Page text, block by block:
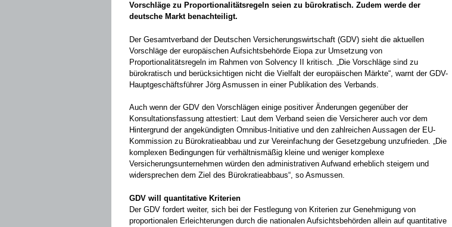
Vorschläge zu Proportionalitätsregeln seien zu bürokratisch. Zudem werde der
deutsche Markt benachteiligt.
Der Gesamtverband der Deutschen Versicherungswirtschaft (GDV) sieht die aktuellen
Vorschläge der europäischen Aufsichtsbehörde Eiopa zur Umsetzung von
Proportionalitätsregeln im Rahmen von Solvency II kritisch. „Die Vorschläge sind zu
bürokratisch und berücksichtigen nicht die Vielfalt der europäischen Märkte“, warnt der GDV-
Hauptgeschäftsführer Jörg Asmussen in einer Publikation des Verbands.
Auch wenn der GDV den Vorschlägen einige positiver Änderungen gegenüber der
Konsultationsfassung attestiert: Laut dem Verband seien die Versicherer auch vor dem
Hintergrund der angekündigten Omnibus-Initiative und den zahlreichen Aussagen der EU-
Kommission zu Bürokratieabbau und zur Vereinfachung der Gesetzgebung unzufrieden. „Die
komplexen Bedingungen für verhältnismäßig kleine und weniger komplexe
Versicherungsunternehmen würden den administrativen Aufwand erheblich steigern und
widersprechen dem Ziel des Bürokratieabbaus“, so Asmussen.
GDV will quantitative Kriterien
Der GDV fordert weiter, sich bei der Festlegung von Kriterien zur Genehmigung von
proportionalen Erleichterungen durch die nationalen Aufsichtsbehörden allein auf quantitative